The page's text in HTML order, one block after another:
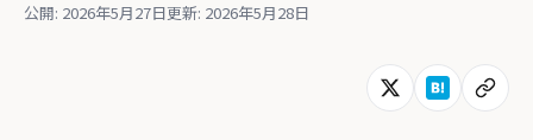
公開: 2026年5月27日更新: 2026年5月28日